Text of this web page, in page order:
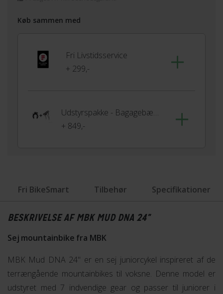
Køb sammen med
Fri Livstidsservice
+ 299,-
Udstyrspakke - Bagagebærer & lås
+ 849,-
Fri BikeSmart Tilbehør Specifikationer
BESKRIVELSE AF MBK MUD DNA 24"
Sej mountainbike fra MBK
MBK Mud DNA 24" er en sej juniorcykel inspireret af de
terrængående mountainbikes til voksne. Denne model er
udstyret med 7 indvendige gear og passer til juniorer i